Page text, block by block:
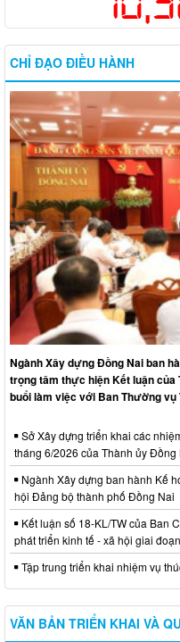
CHỈ ĐẠO ĐIỀU HÀNH
Ngành Xây dựng Đồng Nai ban
trọng tâm thực hiện Kết luận
buổi làm việc với Ban Thường vụ
Sở Xây dựng triển khai các
tháng 6/2026 của Thành ủy Đồng
Ngành Xây dựng ban hành Kế
hội Đảng bộ thành phố Đồng Nai
Kết luận số 18-KL/TW của Ban
phát triển kinh tế - xã hội giai
Tập trung triển khai nhiệm vụ
VĂN BẢN TRIỂN KHAI VÀ